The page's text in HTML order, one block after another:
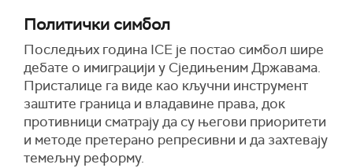
Политички симбол
Последњих година ICE је постао симбол шире
дебате о имиграцији у Сједињеним Државама.
Присталице га виде као кључни инструмент
заштите граница и владавине права, док
противници сматрају да су његови приоритети
и методе претерано репресивни и да захтевају
темељну реформу.